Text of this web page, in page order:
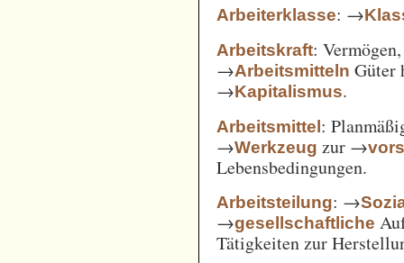
Arbeiterklasse: →
Arbeitskraft:
→Arbeitsmitteln Güter
→Kapitalismus.
Arbeitsmittel:
→Werkzeug zur →
Lebensbedingungen.
Arbeitsteilung: →
→gesellschaftliche
Tätigkeiten zur